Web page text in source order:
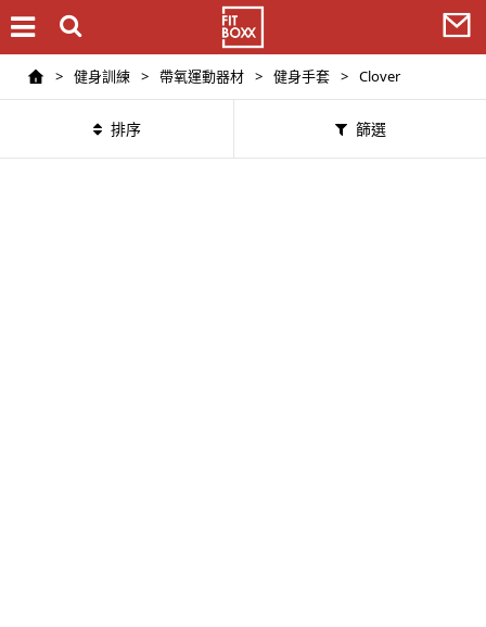
> 健身訓練 > 帶氧運動器材 > 健身手套 > Clover
排序 篩選